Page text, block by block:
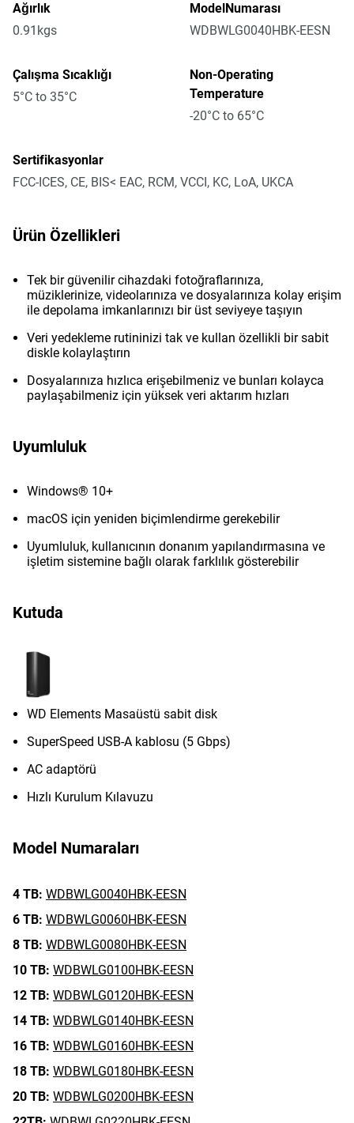
Ağırlık
0.91kgs
ModelNumarası
WDBWLG0040HBK-EESN
Çalışma Sıcaklığı
5°C to 35°C
Non-Operating
Temperature
-20°C to 65°C
Sertifikasyonlar
FCC-ICES, CE, BIS< EAC, RCM, VCCI, KC, LoA, UKCA
Ürün Özellikleri
Tek bir güvenilir cihazdaki fotoğraflarınıza,
müziklerinize, videolarınıza ve dosyalarınıza kolay erişim
ile depolama imkanlarınızı bir üst seviyeye taşıyın
Veri yedekleme rutininizi tak ve kullan özellikli bir sabit
diskle kolaylaştırın
Dosyalarınıza hızlıca erişebilmeniz ve bunları kolayca
paylaşabilmeniz için yüksek veri aktarım hızları
Uyumluluk
Windows® 10+
macOS için yeniden biçimlendirme gerekebilir
Uyumluluk, kullanıcının donanım yapılandırmasına ve
işletim sistemine bağlı olarak farklılık gösterebilir
Kutuda
WD Elements Masaüstü sabit disk
SuperSpeed USB-A kablosu (5 Gbps)
AC adaptörü
Hızlı Kurulum Kılavuzu
Model Numaraları
4 TB: WDBWLG0040HBK-EESN
6 TB: WDBWLG0060HBK-EESN
8 TB: WDBWLG0080HBK-EESN
10 TB: WDBWLG0100HBK-EESN
12 TB: WDBWLG0120HBK-EESN
14 TB: WDBWLG0140HBK-EESN
16 TB: WDBWLG0160HBK-EESN
18 TB: WDBWLG0180HBK-EESN
20 TB: WDBWLG0200HBK-EESN